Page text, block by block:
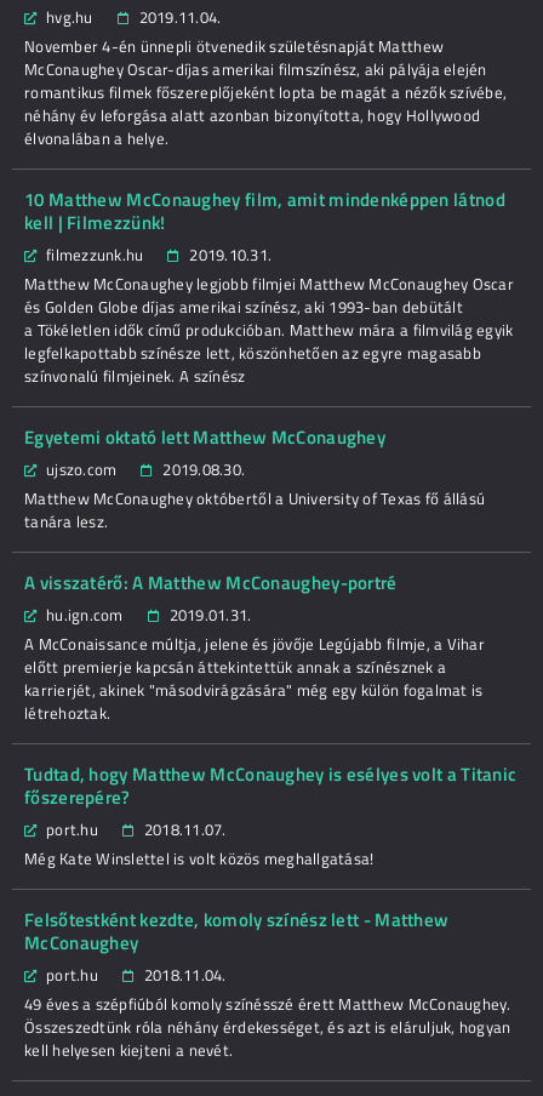
hvg.hu
2019.11.04.
November 4-én ünnepli ötvenedik születésnapját Matthew
McConaughey Oscar-díjas amerikai filmszínész, aki pályája elején
romantikus filmek főszereplőjeként lopta be magát a nézők szívébe,
néhány év leforgása alatt azonban bizonyította, hogy Hollywood
élvonalában a helye.
10 Matthew McConaughey film, amit mindenképpen látnod
kell | Filmezzünk!
filmezzunk.hu
2019.10.31.
Matthew McConaughey legjobb filmjei Matthew McConaughey Oscar
és Golden Globe díjas amerikai színész, aki 1993-ban debütált
a Tökéletlen idők című produkcióban. Matthew mára a filmvilág egyik
legfelkapottabb színésze lett, köszönhetően az egyre magasabb
színvonalú filmjeinek. A színész
Egyetemi oktató lett Matthew McConaughey
ujszo.com
2019.08.30.
Matthew McConaughey októbertől a University of Texas fő állású
tanára lesz.
A visszatérő: A Matthew McConaughey-portré
hu.ign.com
2019.01.31.
A McConaissance múltja, jelene és jövője Legújabb filmje, a Vihar
előtt premierje kapcsán áttekintettük annak a színésznek a
karrierjét, akinek "másodvirágzására" még egy külön fogalmat is
létrehoztak.
Tudtad, hogy Matthew McConaughey is esélyes volt a Titanic
főszerepére?
port.hu
2018.11.07.
Még Kate Winslettel is volt közös meghallgatása!
Felsőtestként kezdte, komoly színész lett - Matthew
McConaughey
port.hu
2018.11.04.
49 éves a szépfiúból komoly színésszé érett Matthew McConaughey.
Összeszedtünk róla néhány érdekességet, és azt is eláruljuk, hogyan
kell helyesen kiejteni a nevét.